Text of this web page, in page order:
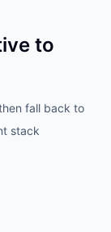
to
fall back to
stack